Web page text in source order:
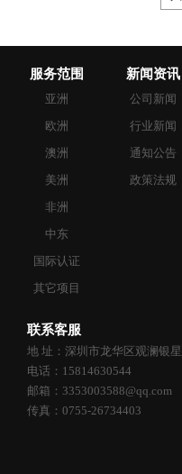
服务范围
亚洲
欧洲
澳洲
美洲
非洲
中东
国际认证
其它项目
新闻资讯
公司新闻
行业新闻
通知公告
政策法规
联系客服
地 址：深圳市龙华区观澜银
电话：15814630544
邮箱：3353003588@qq.com
传真：0755-26734403